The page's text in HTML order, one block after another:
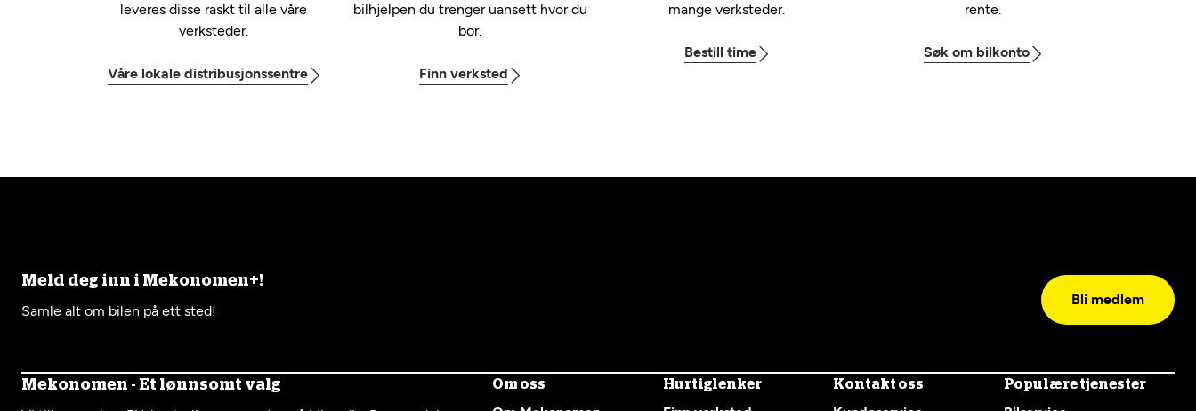
leveres disse raskt til alle våre
verksteder.
Våre lokale distribusjonssentre
bilhjelpen du trenger uansett hvor du
bor.
Finn verksted
mange verksteder.
Bestill time
rente.
Søk om bilkonto
Meld deg inn i Mekonomen+!
Samle alt om bilen på ett sted!
Bli medlem
Mekonomen - Et lønnsomt valg Om oss Hurtiglenker Kontakt oss Populære tjenester